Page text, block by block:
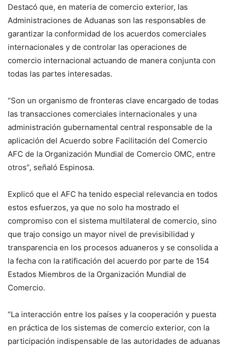
Destacó que, en materia de comercio exterior, las
Administraciones de Aduanas son las responsables de
garantizar la conformidad de los acuerdos comerciales
internacionales y de controlar las operaciones de
comercio internacional actuando de manera conjunta con
todas las partes interesadas.
“Son un organismo de fronteras clave encargado de todas
las transacciones comerciales internacionales y una
administración gubernamental central responsable de la
aplicación del Acuerdo sobre Facilitación del Comercio
AFC de la Organización Mundial de Comercio OMC, entre
otros”, señaló Espinosa.
Explicó que el AFC ha tenido especial relevancia en todos
estos esfuerzos, ya que no solo ha mostrado el
compromiso con el sistema multilateral de comercio, sino
que trajo consigo un mayor nivel de previsibilidad y
transparencia en los procesos aduaneros y se consolida a
la fecha con la ratificación del acuerdo por parte de 154
Estados Miembros de la Organización Mundial de
Comercio.
“La interacción entre los países y la cooperación y puesta
en práctica de los sistemas de comercio exterior, con la
participación indispensable de las autoridades de aduanas